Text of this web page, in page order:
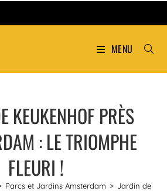
MENU
KEUKENHOF PRÈS
: LE TRIOMPHE
FLEURI !
Parcs et Jardins Amsterdam > Jardin de